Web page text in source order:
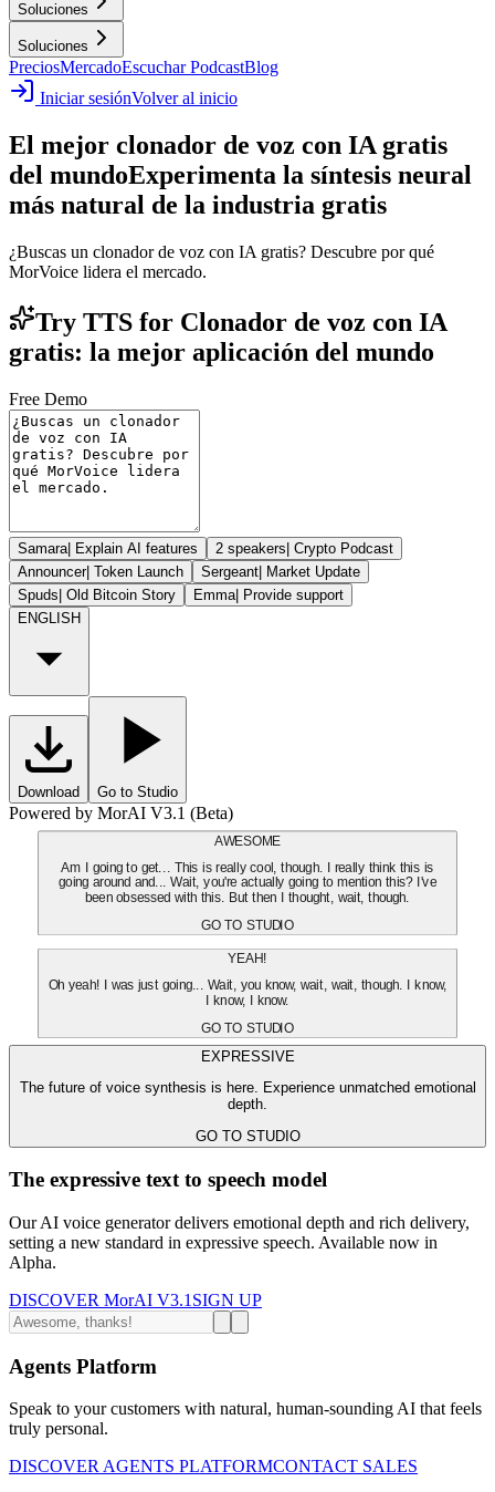
Soluciones
Soluciones
PreciosMercadoEscuchar PodcastBlog
Iniciar sesiónVolver al inicio
El mejor clonador de voz con IA gratis
del mundoExperimenta la síntesis neural
más natural de la industria gratis
¿Buscas un clonador de voz con IA gratis? Descubre por qué
MorVoice lidera el mercado.
Try TTS for Clonador de voz con IA
gratis: la mejor aplicación del mundo
Free Demo
Samara| Explain AI features 2 speakers| Crypto Podcast
Announcer| Token Launch Sergeant| Market Update
Spuds| Old Bitcoin Story Emma| Provide support
ENGLISH
Download Go to Studio
Powered by MorAI V3.1 (Beta)
AWESOME
Am I going to get... This is really cool, though. I really think this is
going around and... Wait, you're actually going to mention this? I've
been obsessed with this. But then I thought, wait, though.
GO TO STUDIO
YEAH!
Oh yeah! I was just going... Wait, you know, wait, wait, though. I know,
I know, I know.
GO TO STUDIO
EXPRESSIVE
The future of voice synthesis is here. Experience unmatched emotional
depth.
GO TO STUDIO
The expressive text to speech model
Our AI voice generator delivers emotional depth and rich delivery,
setting a new standard in expressive speech. Available now in
Alpha.
DISCOVER MorAI V3.1 SIGN UP
Agents Platform
Speak to your customers with natural, human-sounding AI that feels
truly personal.
DISCOVER AGENTS PLATFORMCONTACT SALES